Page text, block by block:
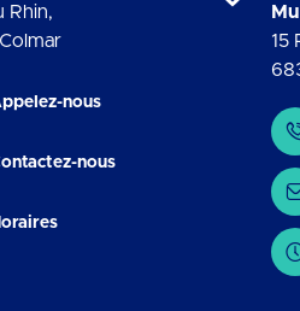
Rhin,
Colmar
nous
nous
15